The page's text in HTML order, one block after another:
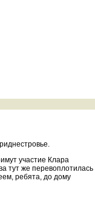
участие Клара
тут же перевоплотилась
ребята, до дому